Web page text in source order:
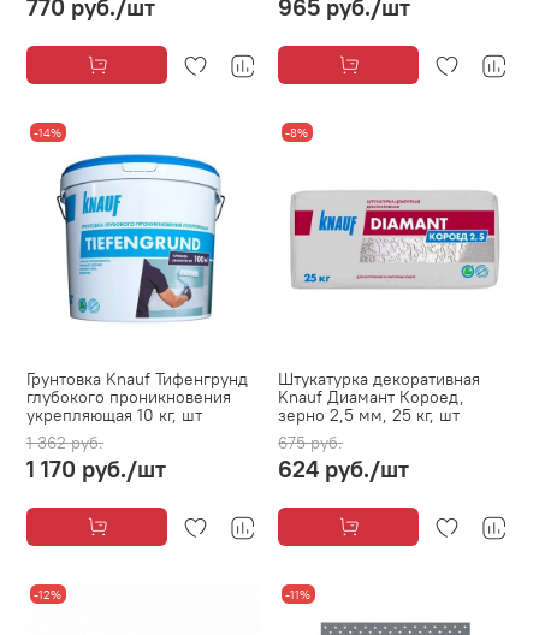
770 руб./шт 965 руб./шт
-14%
Грунтовка Knauf Тифенгрунд
глубокого проникновения
укрепляющая 10 кг, шт
1 362 руб.
1 170 руб./шт
-8%
Штукатурка декоративная
Knauf Диамант Короед,
зерно 2,5 мм, 25 кг, шт
675 руб.
624 руб./шт
-12% -11%